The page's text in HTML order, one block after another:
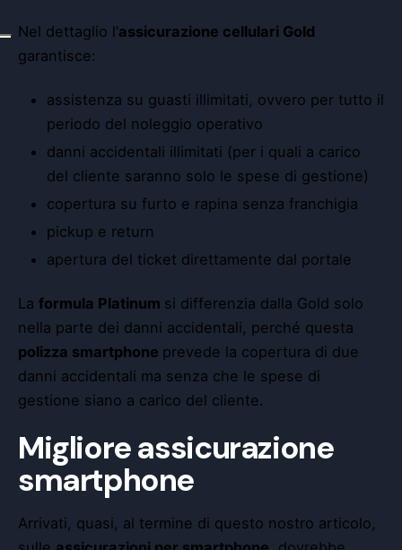
Nel dettaglio l’assicurazione cellulari Gold
garantisce:
assistenza su guasti illimitati, ovvero per tutto il
periodo del noleggio operativo
danni accidentali illimitati (per i quali a carico
del cliente saranno solo le spese di gestione)
copertura su furto e rapina senza franchigia
pickup e return
apertura del ticket direttamente dal portale
La formula Platinum si differenzia dalla Gold solo
nella parte dei danni accidentali, perché questa
polizza smartphone prevede la copertura di due
danni accidentali ma senza che le spese di
gestione siano a carico del cliente.
Migliore assicurazione
smartphone
Arrivati, quasi, al termine di questo nostro articolo,